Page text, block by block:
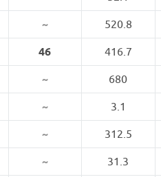
~ 520.8
46 416.7
~ 680
~ 3.1
~ 312.5
~ 31.3